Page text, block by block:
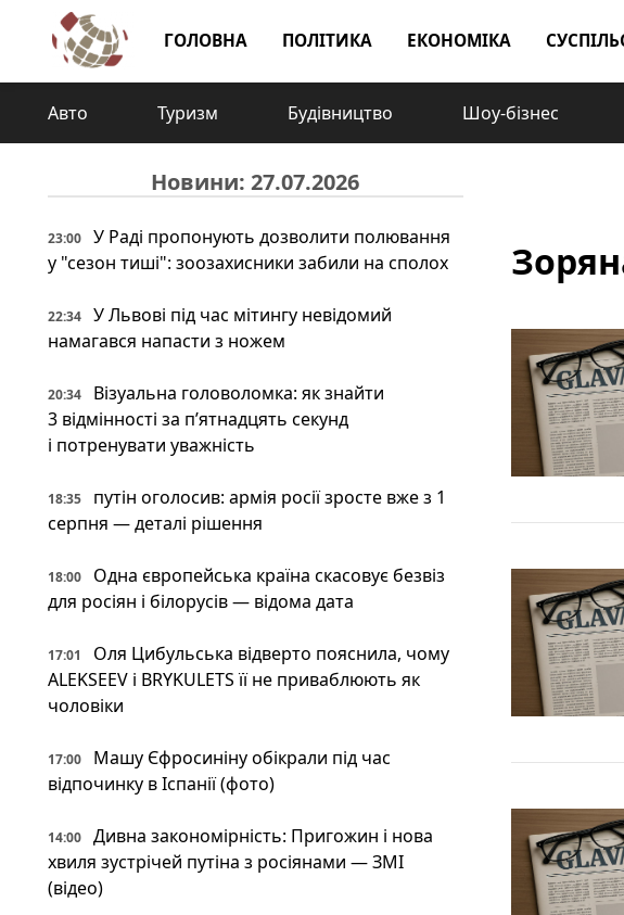
ГОЛОВНА ПОЛІТИКА ЕКОНОМІКА
Авто Туризм Будівництво Шоу-бізнес
Новини: 27.07.2026
23:00
У Раді пропонують дозволити полювання
у "сезон тиші": зоозахисники забили на сполох
22:34
У Львові під час мітингу невідомий
намагався напасти з ножем
20:34
Візуальна головоломка: як знайти
3 відмінності за п’ятнадцять секунд
і потренувати уважність
18:35
путін оголосив: армія росії зросте вже з 1
серпня — деталі рішення
18:00
Одна європейська країна скасовує безвіз
для росіян і білорусів — відома дата
17:01
Оля Цибульська відверто пояснила, чому
ALEKSEEV і BRYKULETS її не приваблюють як
чоловіки
17:00
Машу Єфросиніну обікрали під час
відпочинку в Іспанії (фото)
14:00
Дивна закономірність: Пригожин і нова
хвиля зустрічей путіна з росіянами — ЗМІ
(відео)